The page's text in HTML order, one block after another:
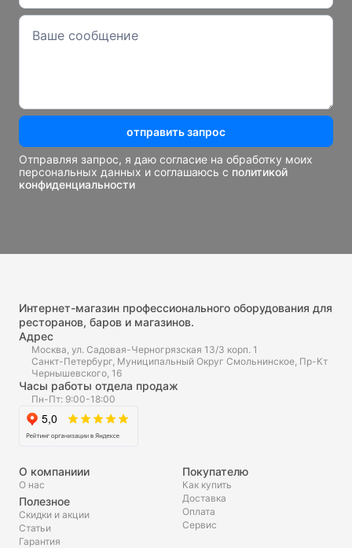
отправить запрос
Отправляя запрос, я даю согласие на обработку моих
персональных данных и соглашаюсь с политикой
конфиденциальности
Интернет-магазин профессионального оборудования для
ресторанов, баров и магазинов.
Адрес
Москва, ул. Садовая-Черногрязская 13/3 корп. 1
Санкт-Петербург, Муниципальный Округ Смольнинское, Пр-Кт
Чернышевского, 16
Часы работы отдела продаж
Пн-Пт: 9:00-18:00
О компаниии
О нас
Полезное
Скидки и акции
Статьи
Гарантия
Покупателю
Как купить
Доставка
Оплата
Сервис